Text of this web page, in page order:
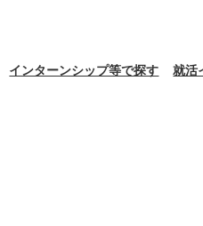
インターンシップ等で探す 就活